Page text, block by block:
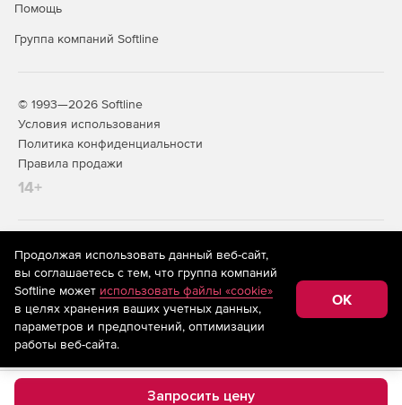
Запросить цену
Помощь
Группа компаний Softline
© 1993—2026 Softline
Условия использования
Политика конфиденциальности
Правила продажи
14+
На информационном ресурсе store.softline.ru применяются
рекомендательные технологии
(информационные технологии
предоставления информации на основе сбора,
систематизации и анализа сведений, относящихся к
предпочтениям пользователей сети «Интернет»,
находящихся на территории Российской Федерации)
Продолжая использовать данный веб-сайт,
вы соглашаетесь с тем, что группа компаний
Softline может использовать файлы «cookie»
в целях хранения ваших учетных данных,
параметров и предпочтений, оптимизации
работы веб-сайта.
OK